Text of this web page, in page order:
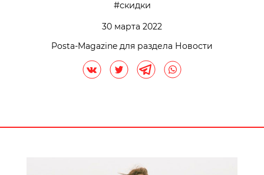
скидки
30 марта 2022
Posta-Magazine для раздела Новости